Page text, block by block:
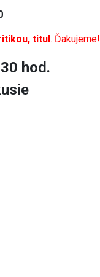
titul. Ďakujeme!
hod.